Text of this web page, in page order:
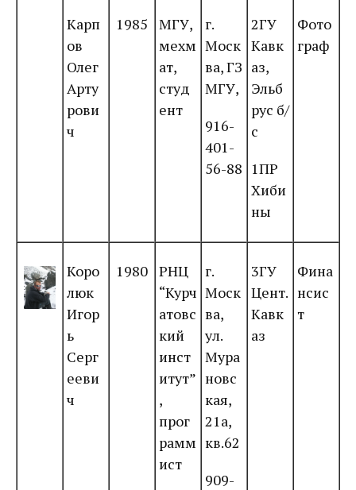
Карп
ов
Олег
Арту
рови
ч
1985
МГУ,
мехм
ат,
студ
ент
г.
Моск
ва, ГЗ
МГУ,
916-
401-
56-88
2ГУ
Кавк
аз,
Эльб
рус б/
с
1ПР
Хиби
ны
Фото
граф
Коро
люк
Игор
ь
Серг
ееви
ч
1980 РНЦ
“Курч
атовс
кий
инст
итут”
,
прог
рамм
ист
г.
Моск
ва,
ул.
Мура
новс
кая,
21а,
кв.62
909-
3ГУ
Цент.
Кавк
аз
Фина
нсис
т